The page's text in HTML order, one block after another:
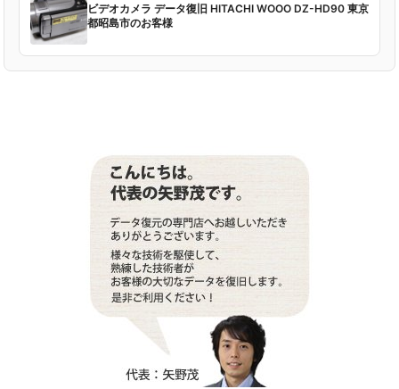
ビデオカメラ データ復旧 HITACHI WOOO DZ-HD90 東京
都昭島市のお客様